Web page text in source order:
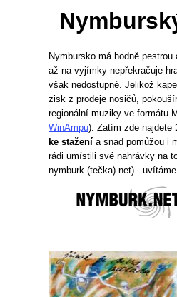
Nymbursko má hodně
až na vyjímky nepřekračuje
však nedostupné. Jelikož
zisk z prodeje nosičů,
regionální muziky ve formátu
WinAmpu). Zatím zde najdete
ke stažení a snad pomůžou i
rádi umístili své nahrávky na
nymburk (tečka) net) -